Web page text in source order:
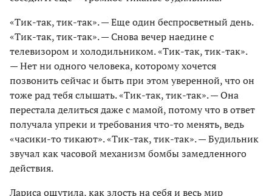
«Тик-так, тик-так». — Еще один беспросветный день.
«Тик-так, тик-так». — Снова вечер наедине с
телевизором и холодильником. «Тик-так, тик-так».
— Нет ни одного человека, которому хочется
позвонить сейчас и быть при этом уверенной, что он
тоже рад тебя слышать. «Тик-так, тик-так». — Она
перестала делиться даже с мамой, потому что в ответ
получала упреки и требования что-то менять, ведь
«часики-то тикают». «Тик-так, тик-так». — Будильник
звучал как часовой механизм бомбы замедленного
действия.
Лариса ощутила, как злость на себя и весь мир